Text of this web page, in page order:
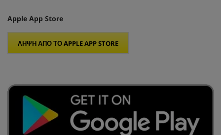
Apple App Store
ΛΗΨΗ ΑΠΟ ΤΟ APPLE APP STORE